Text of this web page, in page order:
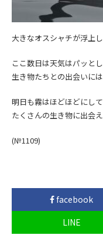
大きなオスシャチが浮上
ここ数日は天気はパッとし
生き物たちとの出会いに
明日も霧はほどほどにし
たくさんの生き物に出会
(№1109)
facebook
LINE